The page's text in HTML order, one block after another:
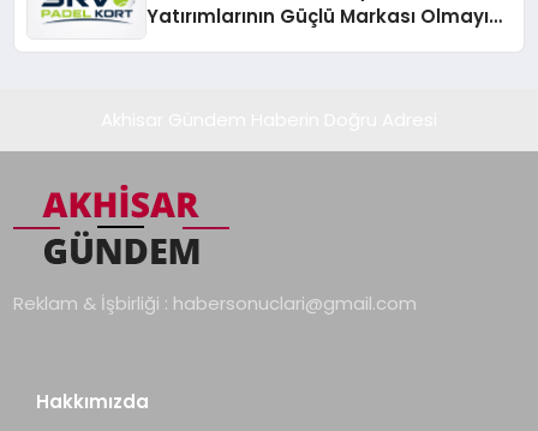
Yatırımlarının Güçlü Markası Olmayı
Reklam & İşbirliği : habersonuclari@gmail.com
Hakkımızda